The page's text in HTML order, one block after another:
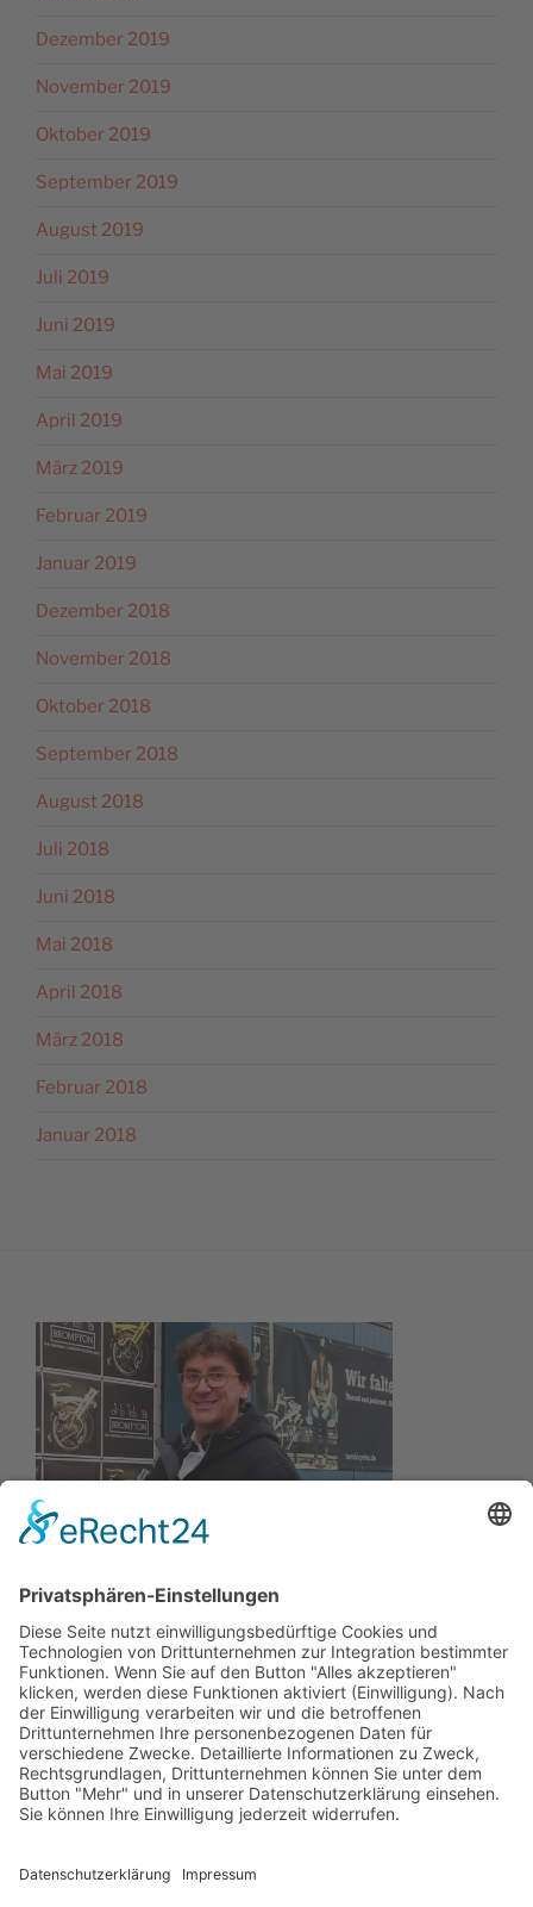
Dezember 2019
November 2019
Oktober 2019
September 2019
August 2019
Juli 2019
Juni 2019
Mai 2019
April 2019
März 2019
Februar 2019
Januar 2019
Dezember 2018
November 2018
Oktober 2018
September 2018
August 2018
Juli 2018
Juni 2018
Mai 2018
April 2018
März 2018
Februar 2018
Januar 2018
Wir wollen Ihr persönlicher Online Camping Spezialist
sein, der sich auf die Fahne geschrieben hat, der
zuverlässigste und preiswerteste Anbieter zu sein.
Wir sind ständig im Wachstum und wissen Ihr
Vertrauen zu schätzen.
Kay-Lucas Kaniewski